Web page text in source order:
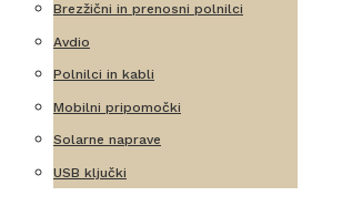
Brezžični in prenosni polnilci
Avdio
Polnilci in kabli
Mobilni pripomočki
Solarne naprave
USB ključki